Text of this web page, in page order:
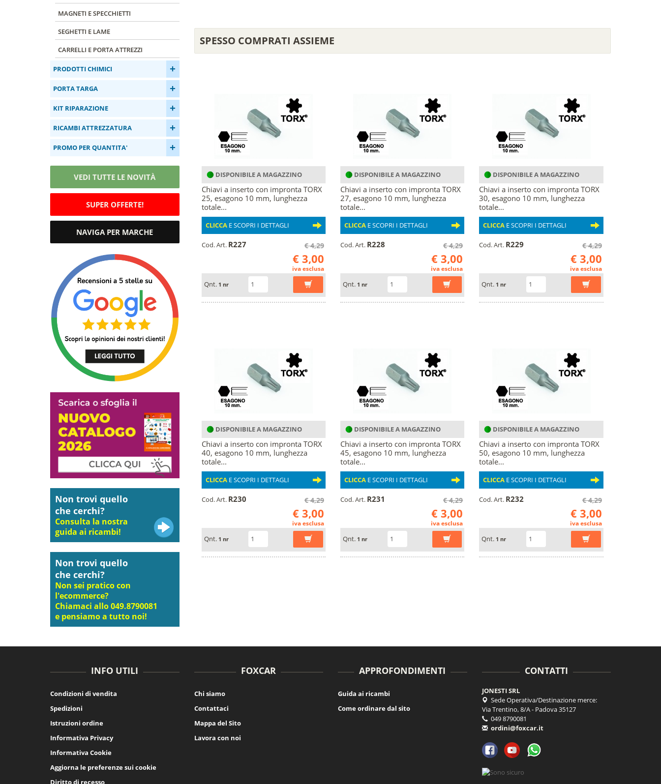
MAGNETI E SPECCHIETTI
SEGHETTI E LAME
CARRELLI E PORTA ATTREZZI
PRODOTTI CHIMICI +
PORTA TARGA +
KIT RIPARAZIONE +
RICAMBI ATTREZZATURA +
PROMO PER QUANTITA' +
VEDI TUTTE LE NOVITÀ
SUPER OFFERTE!
NAVIGA PER MARCHE
Non trovi quello
che cerchi?
Consulta la nostra
guida ai ricambi!
Non trovi quello
che cerchi?
Non sei pratico con
l'ecommerce?
Chiamaci allo 049.8790081
e pensiamo a tutto noi!
SPESSO COMPRATI ASSIEME
DISPONIBILE A MAGAZZINO
Chiavi a inserto con impronta TORX
25, esagono 10 mm, lunghezza
totale...
CLICCAE SCOPRI I DETTAGLI
Cod. Art. R227 € 4,29
€ 3,00
iva esclusa
Qnt. 1 nr
DISPONIBILE A MAGAZZINO
Chiavi a inserto con impronta TORX
27, esagono 10 mm, lunghezza
totale...
CLICCAE SCOPRI I DETTAGLI
Cod. Art. R228 € 4,29
€ 3,00
iva esclusa
Qnt. 1 nr
DISPONIBILE A MAGAZZINO
Chiavi a inserto con impronta TORX
30, esagono 10 mm, lunghezza
totale...
CLICCA E SCOPRI I DETTAGLI
Cod. Art. R229 € 4,29
€ 3,00
iva esclusa
Qnt. 1 nr
DISPONIBILE A MAGAZZINO
Chiavi a inserto con impronta TORX
40, esagono 10 mm, lunghezza
totale...
CLICCAE SCOPRI I DETTAGLI
Cod. Art. R230 € 4,29
€ 3,00
iva esclusa
Qnt. 1 nr
DISPONIBILE A MAGAZZINO
Chiavi a inserto con impronta TORX
45, esagono 10 mm, lunghezza
totale...
CLICCAE SCOPRI I DETTAGLI
Cod. Art. R231 € 4,29
€ 3,00
iva esclusa
Qnt. 1 nr
DISPONIBILE A MAGAZZINO
Chiavi a inserto con impronta TORX
50, esagono 10 mm, lunghezza
totale...
CLICCA E SCOPRI I DETTAGLI
Cod. Art. R232 € 4,29
€ 3,00
iva esclusa
Qnt. 1 nr
INFO UTILI
Condizioni di vendita
Spedizioni
Istruzioni ordine
Informativa Privacy
Informativa Cookie
Aggiorna le preferenze sui cookie
Diritto di recesso
FOXCAR
Chi siamo
Contattaci
Mappa del Sito
Lavora con noi
APPROFONDIMENTI
Guida ai ricambi
Come ordinare dal sito
CONTATTI
JONESTI SRL
Sede Operativa/Destinazione merce:
Via Trentino, 8/A - Padova 35127
049 8790081
ordini@foxcar.it